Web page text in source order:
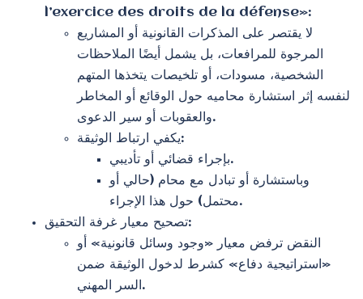
l’exercice des droits de la défense»:
لا يقتصر على المذكرات القانونية أو المشاريع
المرجوة للمرافعات، بل يشمل أيضًا الملاحظات
الشخصية، مسودات، أو تلخيصات يتخذها المتهم
لنفسه إثر استشارة محاميه حول الوقائع أو المخاطر
والعقوبات أو سير الدعوى.
يكفي ارتباط الوثيقة:
بإجراء قضائي أو تأديبي.
وباستشارة أو تبادل مع محام (حالي أو
محتمل) حول هذا الإجراء.
تصحيح معيار غرفة التحقيق:
النقض ترفض معيار «وجود وسائل قانونية» أو
«استراتيجية دفاع» كشرط لدخول الوثيقة ضمن
السر المهني.